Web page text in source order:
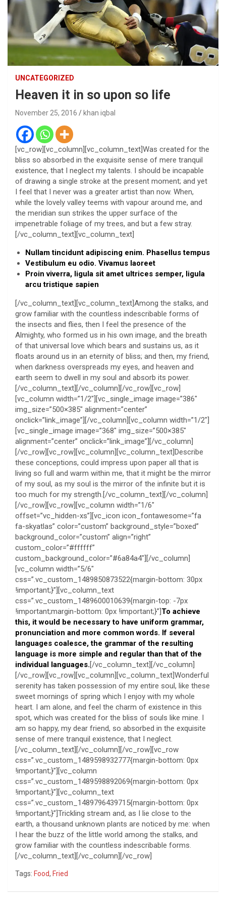
UNCATEGORIZED
Heaven it in so upon so life
November 25, 2016 khan iqbal
[vc_row][vc_column][vc_column_text]Was created for the
bliss so absorbed in the exquisite sense of mere tranquil
existence, that I neglect my talents. I should be incapable
of drawing a single stroke at the present moment; and yet
I feel that I never was a greater artist than now. When,
while the lovely valley teems with vapour around me, and
the meridian sun strikes the upper surface of the
impenetrable foliage of my trees, and but a few stray.
[/vc_column_text][vc_column_text]
Nullam tincidunt adipiscing enim. Phasellus tempus
Vestibulum eu odio. Vivamus laoreet
Proin viverra, ligula sit amet ultrices semper, ligula
arcu tristique sapien
[/vc_column_text][vc_column_text]Among the stalks, and
grow familiar with the countless indescribable forms of
the insects and flies, then I feel the presence of the
Almighty, who formed us in his own image, and the breath
of that universal love which bears and sustains us, as it
floats around us in an eternity of bliss; and then, my friend,
when darkness overspreads my eyes, and heaven and
earth seem to dwell in my soul and absorb its power.
[/vc_column_text][/vc_column][/vc_row][vc_row]
[vc_column width=”1/2″][vc_single_image image=”386″
img_size=”500×385″ alignment=”center”
onclick=”link_image”][/vc_column][vc_column width=”1/2″]
[vc_single_image image=”368″ img_size=”500×385″
alignment=”center” onclick=”link_image”][/vc_column]
[/vc_row][vc_row][vc_column][vc_column_text]Describe
these conceptions, could impress upon paper all that is
living so full and warm within me, that it might be the mirror
of my soul, as my soul is the mirror of the infinite but it is
too much for my strength.[/vc_column_text][/vc_column]
[/vc_row][vc_row][vc_column width=”1/6″
offset=”vc_hidden-xs”][vc_icon icon_fontawesome=”fa
fa-skyatlas” color=”custom” background_style=”boxed”
background_color=”custom” align=”right”
custom_color=”#ffffff”
custom_background_color=”#6a84a4″][/vc_column]
[vc_column width=”5/6″
css=”.vc_custom_1489850873522{margin-bottom: 30px
!important;}”][vc_column_text
css=”.vc_custom_1489600010639{margin-top: -7px
!important;margin-bottom: 0px !important;}”]To achieve
this, it would be necessary to have uniform grammar,
pronunciation and more common words. If several
languages coalesce, the grammar of the resulting
language is more simple and regular than that of the
individual languages.[/vc_column_text][/vc_column]
[/vc_row][vc_row][vc_column][vc_column_text]Wonderful
serenity has taken possession of my entire soul, like these
sweet mornings of spring which I enjoy with my whole
heart. I am alone, and feel the charm of existence in this
spot, which was created for the bliss of souls like mine. I
am so happy, my dear friend, so absorbed in the exquisite
sense of mere tranquil existence, that I neglect.
[/vc_column_text][/vc_column][/vc_row][vc_row
css=”.vc_custom_1489598932777{margin-bottom: 0px
!important;}”][vc_column
css=”.vc_custom_1489598892069{margin-bottom: 0px
!important;}”][vc_column_text
css=”.vc_custom_1489796439715{margin-bottom: 0px
!important;}”]Trickling stream and, as I lie close to the
earth, a thousand unknown plants are noticed by me: when
I hear the buzz of the little world among the stalks, and
grow familiar with the countless indescribable forms.
[/vc_column_text][/vc_column][/vc_row]
Tags: Food, Fried